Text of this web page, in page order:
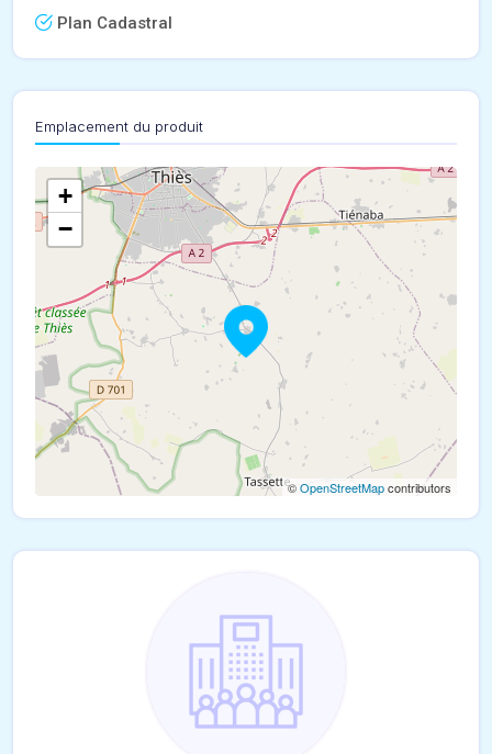
Plan Cadastral
Emplacement du produit
+
−
©OpenStreetMapcontributors